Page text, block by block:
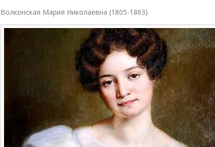
Волконская Мария Николаевна (1805-1863)